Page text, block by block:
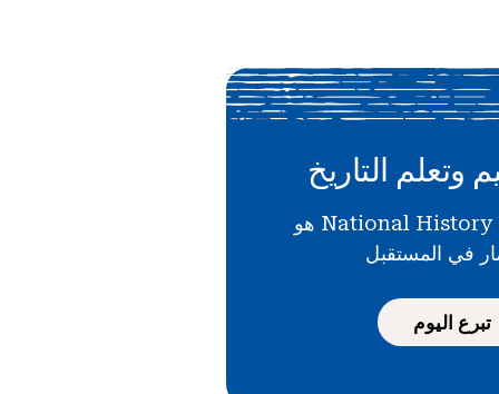
وتعلم التاريخ
دعمك لـ National History Day هو
في المستقبل
تبرع اليوم